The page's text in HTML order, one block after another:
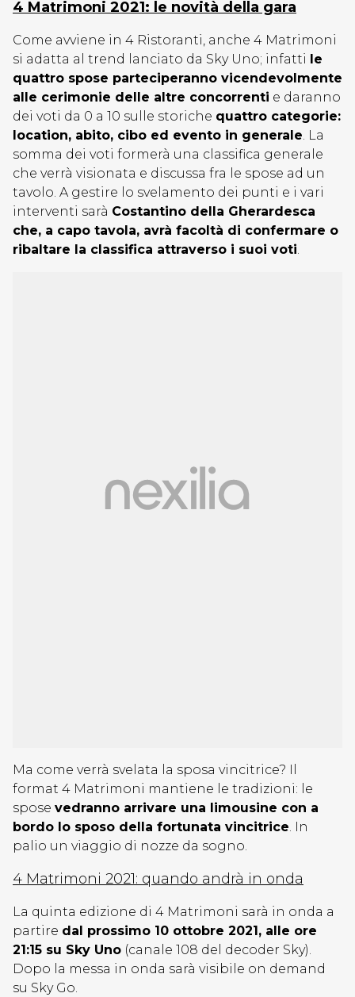
4 Matrimoni 2021: le novità della gara
Come avviene in 4 Ristoranti, anche 4 Matrimoni
si adatta al trend lanciato da Sky Uno; infatti le
quattro spose parteciperanno vicendevolmente
alle cerimonie delle altre concorrenti e daranno
dei voti da 0 a 10 sulle storiche quattro categorie:
location, abito, cibo ed evento in generale. La
somma dei voti formerà una classifica generale
che verrà visionata e discussa fra le spose ad un
tavolo. A gestire lo svelamento dei punti e i vari
interventi sarà Costantino della Gherardesca
che, a capo tavola, avrà facoltà di confermare o
ribaltare la classifica attraverso i suoi voti.
Ma come verrà svelata la sposa vincitrice? Il
format 4 Matrimoni mantiene le tradizioni: le
spose vedranno arrivare una limousine con a
bordo lo sposo della fortunata vincitrice. In
palio un viaggio di nozze da sogno.
4 Matrimoni 2021: quando andrà in onda
La quinta edizione di 4 Matrimoni sarà in onda a
partire dal prossimo 10 ottobre 2021, alle ore
21:15 su Sky Uno (canale 108 del decoder Sky).
Dopo la messa in onda sarà visibile on demand
su Sky Go.